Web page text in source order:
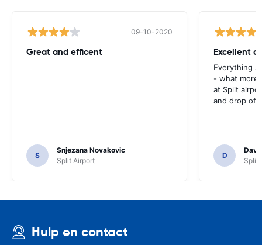
09-10-2020
Great and efficent
S
Snjezana Novakovic
Split Airport
Excellent
Everything
- what more
at Split
and drop off.
D
Split
Hulp en contact